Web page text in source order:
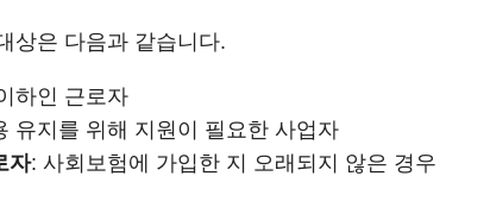
상은 다음과 같습니다.
하인 근로자
유지를 위해 지원이 필요한 사업자
자: 사회보험에 가입한 지 오래되지 않은 경우